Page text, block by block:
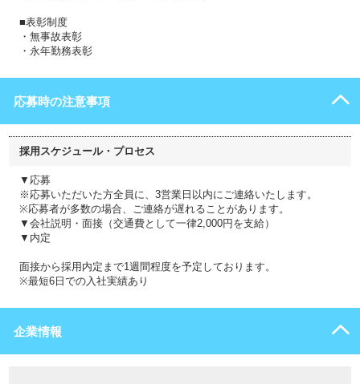
■表彰制度
・無事故表彰
・永年勤務表彰
応募時の注意事項
採用スケジュール・プロセス
▼応募
※応募いただいた方全員に、3営業日以内にご連絡いたします。
※応募者が多数の場合、ご連絡が遅れることがあります。
▼会社説明・面接（交通費として一律2,000円を支給）
▼内定
面接から採用内定まで1週間程度を予定しております。
※最短6日での入社実績あり
企業情報